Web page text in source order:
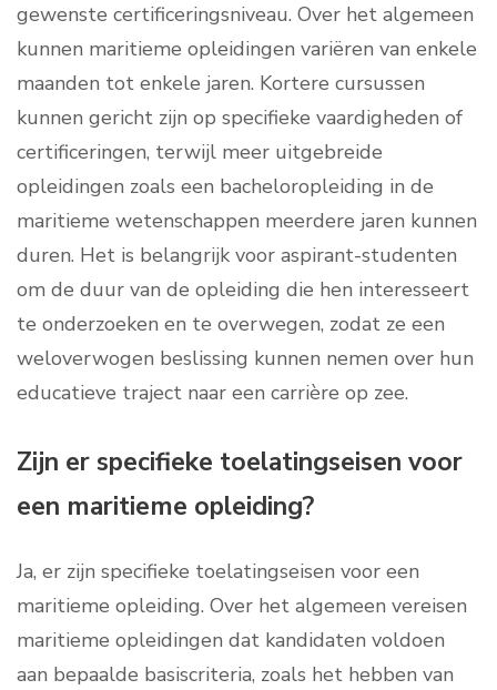
gewenste certificeringsniveau. Over het algemeen
kunnen maritieme opleidingen variëren van enkele
maanden tot enkele jaren. Kortere cursussen
kunnen gericht zijn op specifieke vaardigheden of
certificeringen, terwijl meer uitgebreide
opleidingen zoals een bacheloropleiding in de
maritieme wetenschappen meerdere jaren kunnen
duren. Het is belangrijk voor aspirant-studenten
om de duur van de opleiding die hen interesseert
te onderzoeken en te overwegen, zodat ze een
weloverwogen beslissing kunnen nemen over hun
educatieve traject naar een carrière op zee.
Zijn er specifieke toelatingseisen voor
een maritieme opleiding?
Ja, er zijn specifieke toelatingseisen voor een
maritieme opleiding. Over het algemeen vereisen
maritieme opleidingen dat kandidaten voldoen
aan bepaalde basiscriteria, zoals het hebben van